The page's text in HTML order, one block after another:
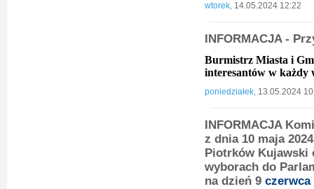
wtorek, 14.05.2024 12:22
INFORMACJA -
Burmistrz Miasta i
interesantów w każdy
poniedziałek, 13.05.2024
INFORMACJA
z dnia 10 maja
Piotrków Kujawski
wyborach do
na dzień 9 czerwca